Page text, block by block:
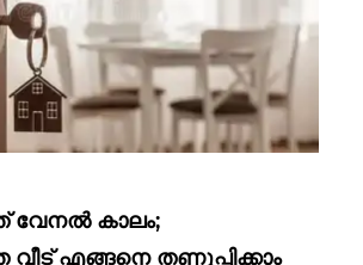
വേനൽ കാലം;
എങ്ങനെ തണുപ്പിക്കാം